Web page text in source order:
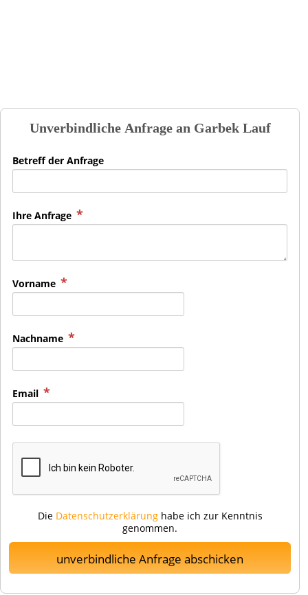
Unverbindliche Anfrage an Garbek Lauf
Betreff der Anfrage
Ihre Anfrage
Vorname
Nachname
Email
Die Datenschutzerklärunghabe ich zur Kenntnis
genommen.
unverbindliche Anfrage abschicken